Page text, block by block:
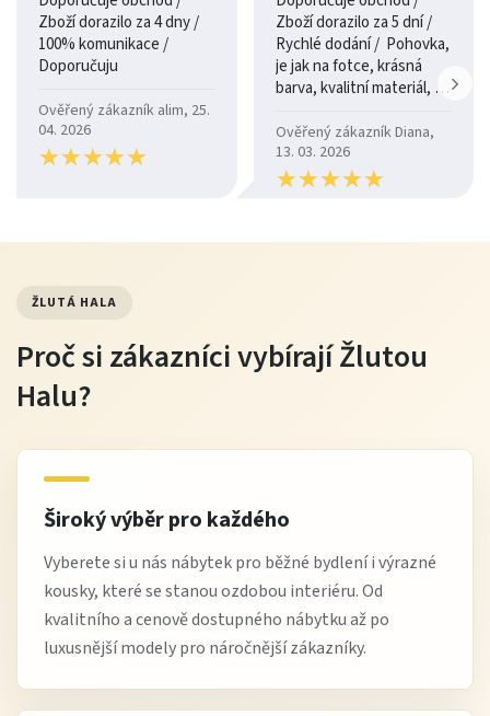
Zboží dorazilo za 4 dny /
100% komunikace /
Doporučuju
Ověřený zákazník alim, 25.
04. 2026
★★★★★
★★★★★
Zboží dorazilo za 5 dní /
Rychlé dodání / Pohovka,
je jak na fotce, krásná
barva, kvalitní materiál, a
Ověřený zákazník Diana,
13. 03. 2026
★★★★★
★★★★★
ŽLUTÁ HALA
Proč si zákazníci vybírají Žlutou
Halu?
Široký výběr pro každého
Vyberete si u nás nábytek pro běžné bydlení i výrazné
kousky, které se stanou ozdobou interiéru. Od
kvalitního a cenově dostupného nábytku až po
luxusnější modely pro náročnější zákazníky.